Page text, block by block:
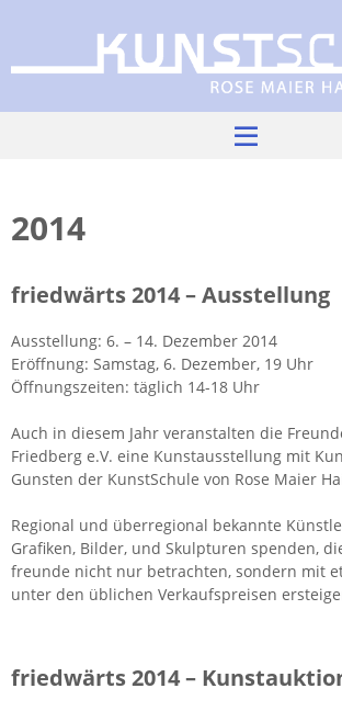
content
2014
fried­wärts 2014 – Aus­stel­lung
Aus­stel­lung: 6. – 14. De­zem­ber 2014
Er­öff­nung: Sams­tag, 6. De­zem­ber, 19 Uhr
Öff­nungs­zei­ten: täg­lich 14-18 Uhr
Auch in die­sem Jahr ver­an­stal­ten die
Fried­berg e.V. eine Kunst­aus­stel­lung mit
Guns­ten der Kunst­Schu­le von Rose Maier
Re­gio­nal und über­re­gio­nal be­kann­te
Gra­fi­ken, Bil­der, und Skulp­tu­ren spen­den,
freun­de nicht nur be­trach­ten, son­dern mit
unter den üb­li­chen Ver­kaufs­prei­sen
fried­wärts 2014 –